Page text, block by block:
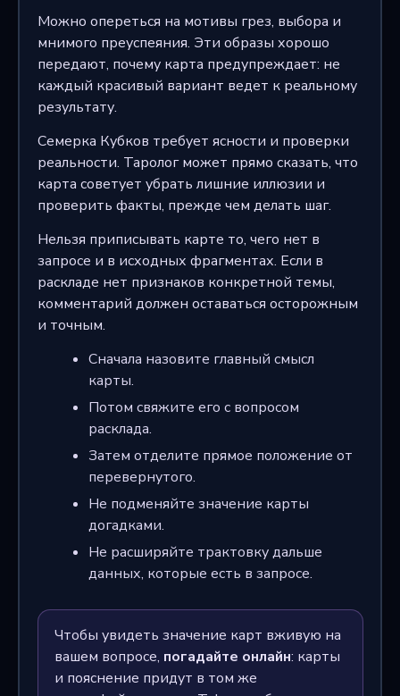
Можно опереться на мотивы грез, выбора и
мнимого преуспеяния. Эти образы хорошо
передают, почему карта предупреждает: не
каждый красивый вариант ведет к реальному
результату.
Семерка Кубков требует ясности и проверки
реальности. Таролог может прямо сказать, что
карта советует убрать лишние иллюзии и
проверить факты, прежде чем делать шаг.
Нельзя приписывать карте то, чего нет в
запросе и в исходных фрагментах. Если в
раскладе нет признаков конкретной темы,
комментарий должен оставаться осторожным
и точным.
Сначала назовите главный смысл
карты.
Потом свяжите его с вопросом
расклада.
Затем отделите прямое положение от
перевернутого.
Не подменяйте значение карты
догадками.
Не расширяйте трактовку дальше
данных, которые есть в запросе.
Чтобы увидеть значение карт вживую на
вашем вопросе, погадайте онлайн: карты
и пояснение придут в том же